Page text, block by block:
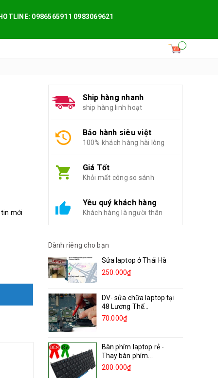
HOTLINE: 0986565911 0983069621
mới
Ship hàng nhanh
ship hàng linh hoạt
Bảo hành siêu việt
100% khách hàng hài lòng
Giá Tốt
Khỏi mất công so sánh
Yêu quý khách hàng
Khách hàng là người thân
Dành riêng cho bạn
Sửa laptop ở Thái Hà
250.000₫
DV- sửa chữa laptop tại
48 Lương Thế...
70.000₫
Bàn phím laptop rẻ -
Thay bàn phím...
200.000₫